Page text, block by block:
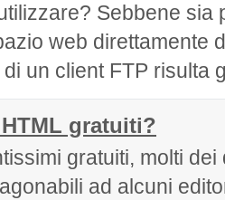
Sebbene sia
web direttamente
un client FTP risulta
gratuiti?
gratuiti, molti dei
ad alcuni